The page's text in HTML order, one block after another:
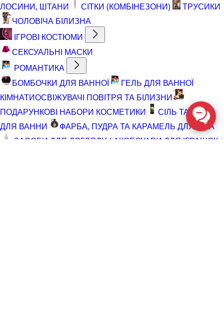
ЛОСИНИ, ШТАНИ
СІТКИ (КОМБІНЕЗОНИ)
ТРУСИКИ
ЧОЛОВІЧА БІЛИЗНА
ІГРОВІ КОСТЮМИ
СЕКСУАЛЬНІ МАСКИ
РОМАНТИКА
БОМБОЧКИ ДЛЯ ВАННОЇ
ГЕЛЬ ДЛЯ ВАННОЇ
КІМНАТИОСВІЖУВАЧІ ПОВІТРЯ ТА БІЛИЗНИ
ПОДАРУНКОВІ НАБОРИ КОСМЕТИКИ
СІЛЬ ТА ПІНА
ДЛЯ ВАННИ
ФАРБА, ПУДРА ТА КАРАМЕЛЬ ДЛЯ ТІЛА
ЗАСОБИ ДЛЯ ДОГЛЯДУ / АКСЕСУАРИ ДЛЯ ІГРАШОК